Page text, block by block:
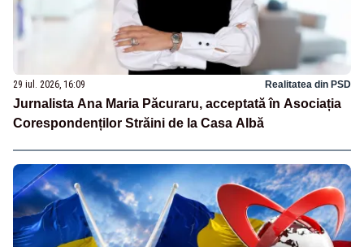
29 iul. 2026, 16:09 Realitatea din PSD
Jurnalista Ana Maria Păcuraru, acceptată în Asociația
Corespondenților Străini de la Casa Albă